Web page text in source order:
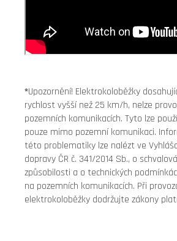
*Upozornění! Elektrokoloběžky
rychlost vyšší než 25 km/h, nelze
pozemních komunikacích. Tyto lze
pouze mimo pozemní komunikaci.
této problematiky lze nalézt ve
dopravy ČR č. 341/2014 Sb., o
způsobilosti a o technických
na pozemních komunikacích. Při
elektrokoloběžky dodržujte zákony